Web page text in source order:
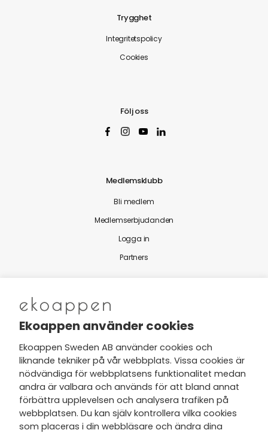
Trygghet
Integritetspolicy
Cookies
Följ oss
Medlemsklubb
Bli medlem
Medlemserbjudanden
Logga in
Partners
Nytt från Ekoappen
Jag har tagit del av Ekoappens
personuppgifts- och
integritetspolicyoch tar gärna del
av nyheter, hälsotips och exklusiva
erbjudanden via min e-post.
Ekoappen använder cookies
Ekoappen Sweden AB använder cookies och
liknande tekniker på vår webbplats. Vissa cookies är
nödvändiga för webbplatsens funktionalitet medan
andra är valbara och används för att bland annat
förbättra upplevelsen och analysera trafiken på
webbplatsen. Du kan själv kontrollera vilka cookies
som placeras i din webbläsare och ändra dina